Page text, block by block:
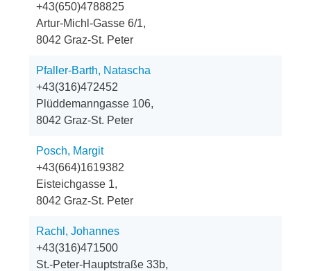
+43(650)4788825
Artur-Michl-Gasse 6/1,
8042 Graz-St. Peter
Pfaller-Barth, Natascha
+43(316)472452
Plüddemanngasse 106,
8042 Graz-St. Peter
Posch, Margit
+43(664)1619382
Eisteichgasse 1,
8042 Graz-St. Peter
Rachl, Johannes
+43(316)471500
St.-Peter-Hauptstraße 33b,